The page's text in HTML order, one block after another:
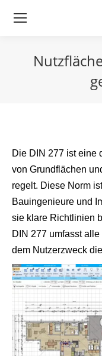
Die DIN 277 ist eine
von Grundflächen
regelt. Diese Norm
Bauingenieure und
sie klare Richtlinien
DIN 277 umfasst
dem Nutzerzweck